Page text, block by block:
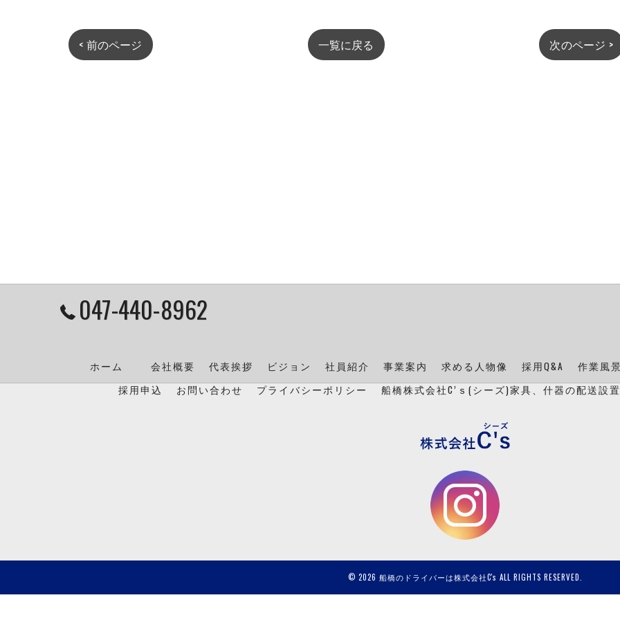
< 前のページ 一覧に戻る 次のページ >
047-440-8962
ホーム 会社概要 代表挨拶 ビジョン 社員紹介 事業案内 求める人物像 採用Q&A 作業風景
採用申込
お問い合わせ プライバシーポリシー 船橋株式会社C’ｓ(シーズ)家具、什器の配送設
© 2026 船橋のドライバーは株式会社C's ALL RIGHTS RESERVED.